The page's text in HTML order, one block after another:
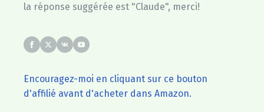
la réponse suggérée est "Claude", merci!
Encouragez-moi en cliquant sur ce bouton
d'affilié avant d'acheter dans Amazon.